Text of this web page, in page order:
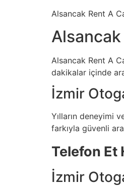
Alsancak Rent A
Alsancak Rent A
dakikalar içinde
İzmir
Yılların deneyimi
farkıyla güvenli
Telefon Et
İzmir